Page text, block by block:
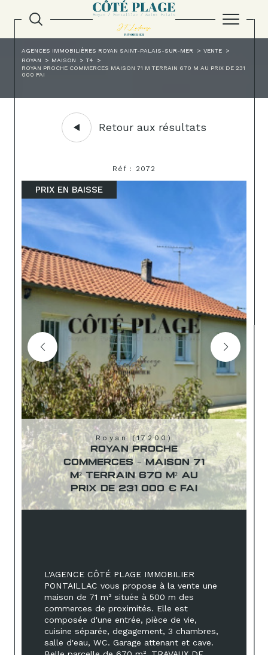
AGENCES IMMOBILIÈRES ROYAN SAINT-PALAIS-SUR-MER
VENTE
ROYAN
MAISON
T4
ROYAN PROCHE COMMERCES MAISON 71 M TERRAIN 670 M AU PRIX DE 231
000 FAI
Retour aux résultats
Réf : 2072
PRIX EN BAISSE
Royan (17200)
ROYAN PROCHE
COMMERCES - MAISON 71
M² TERRAIN 670 M² AU
PRIX DE 231 000 € FAI
L'AGENCE CÔTÉ PLAGE IMMOBILIER
PONTAILLAC vous propose à la vente une
maison de 71 m² située à 500 m des
commerces de proximités. Elle est
composée d'une entrée, pièce de vie,
cuisine séparée, degagement, 3 chambres,
salle d'eau, WC. Garage attenant et cave.